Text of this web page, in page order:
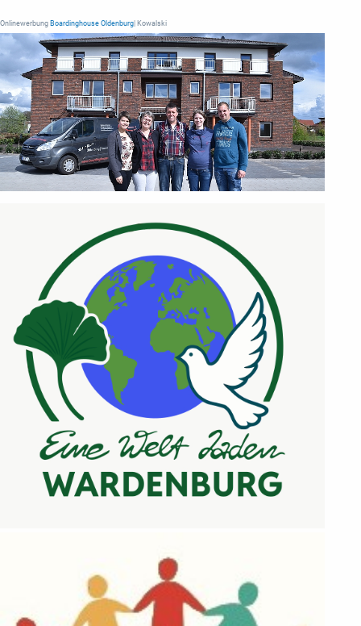
Onlinewerbung Boardinghouse Oldenburg | Kowalski